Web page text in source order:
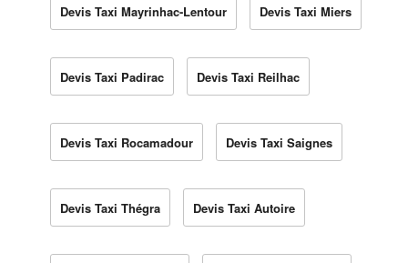
Devis Taxi Mayrinhac-Lentour Devis Taxi Miers
Devis Taxi Padirac Devis Taxi Reilhac
Devis Taxi Rocamadour Devis Taxi Saignes
Devis Taxi Thégra Devis Taxi Autoire